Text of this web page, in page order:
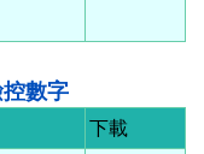
數字
下載